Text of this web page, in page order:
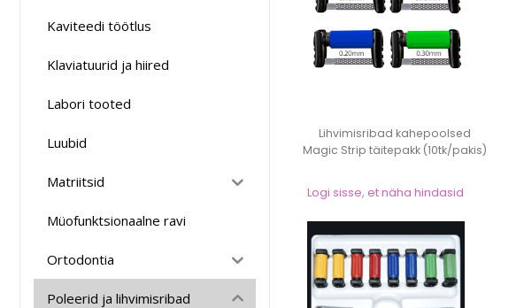
Kaviteedi töötlus
Klaviatuurid ja hiired
Labori tooted
Luubid
Matriitsid
Müofunktsionaalne ravi
Ortodontia
Poleerid ja lihvimisribad
Lihvimisribad kahepoolsed
Magic Strip täitepakk (10tk/pakis)
Logi sisse, et näha hindasid